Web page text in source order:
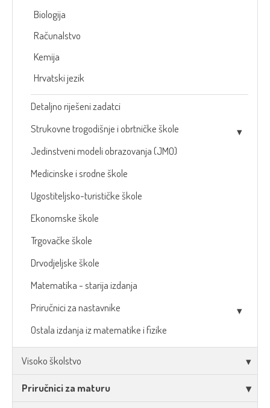
Biologija
Računalstvo
Kemija
Hrvatski jezik
Detaljno riješeni zadatci
Strukovne trogodišnje i obrtničke škole
Jedinstveni modeli obrazovanja (JMO)
Medicinske i srodne škole
Ugostiteljsko-turističke škole
Ekonomske škole
Trgovačke škole
Drvodjeljske škole
Matematika - starija izdanja
Priručnici za nastavnike
Ostala izdanja iz matematike i fizike
Visoko školstvo
Priručnici za maturu